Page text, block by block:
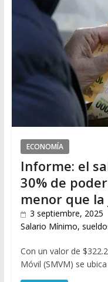
ECONOMÍA
Informe: el
30% de
menor que
3 septiembre, 2025
Salario Mínimo,
Con un valor de
Móvil (SMVM) se